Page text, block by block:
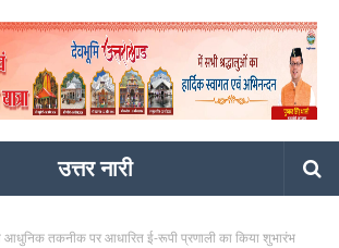
उत्तर नारी
आधुनिक तकनीक पर आधारित ई-रूपी प्रणाली का किया शुभारंभ